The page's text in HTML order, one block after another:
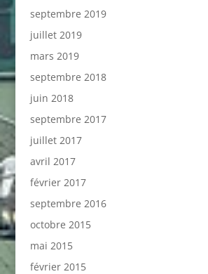
septembre 2019
juillet 2019
mars 2019
septembre 2018
juin 2018
septembre 2017
juillet 2017
avril 2017
février 2017
septembre 2016
octobre 2015
mai 2015
février 2015